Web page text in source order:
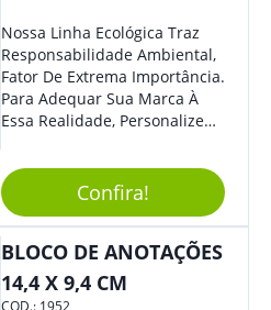
Moderno Acrescenta Ainda
Mais Charme, O Que
Certamente Agregará Grande
Destaque À Sua Marca.
Nossa Linha Ecológica Traz
Responsabilidade Ambiental,
Fator De Extrema Importância.
Para Adequar Sua Marca À
Essa Realidade, Personalize
Anotações Com Post-It E
Caneta. Elaborado A Partir De
Material Reciclado, O Brinde
Também É Prático, Tornando-
Se Assim Excelente Para Uso
Cotidiano. Perfeito, Não É?!
Confira!
BLOCO DE ANOTAÇÕES
14,4 X 9,4 CM
COD.: 1952